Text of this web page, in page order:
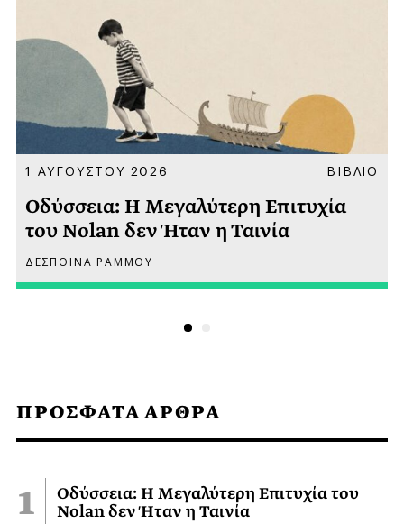
ΠΡΟΣΦΑΤΑ ΑΡΘΡΑ
Οδύσσεια: Η Μεγαλύτερη Επιτυχία του
Nolan δεν Ήταν η Ταινία
1 ΑΥΓΟΥΣΤΟΥ 2026 ΒΙΒΛΙΟ
Οδύσσεια: Η Μεγαλύτερη Επιτυχία
του Nolan δεν Ήταν η Ταινία
ΔΕΣΠΟΙΝΑ ΡΑΜΜΟΥ